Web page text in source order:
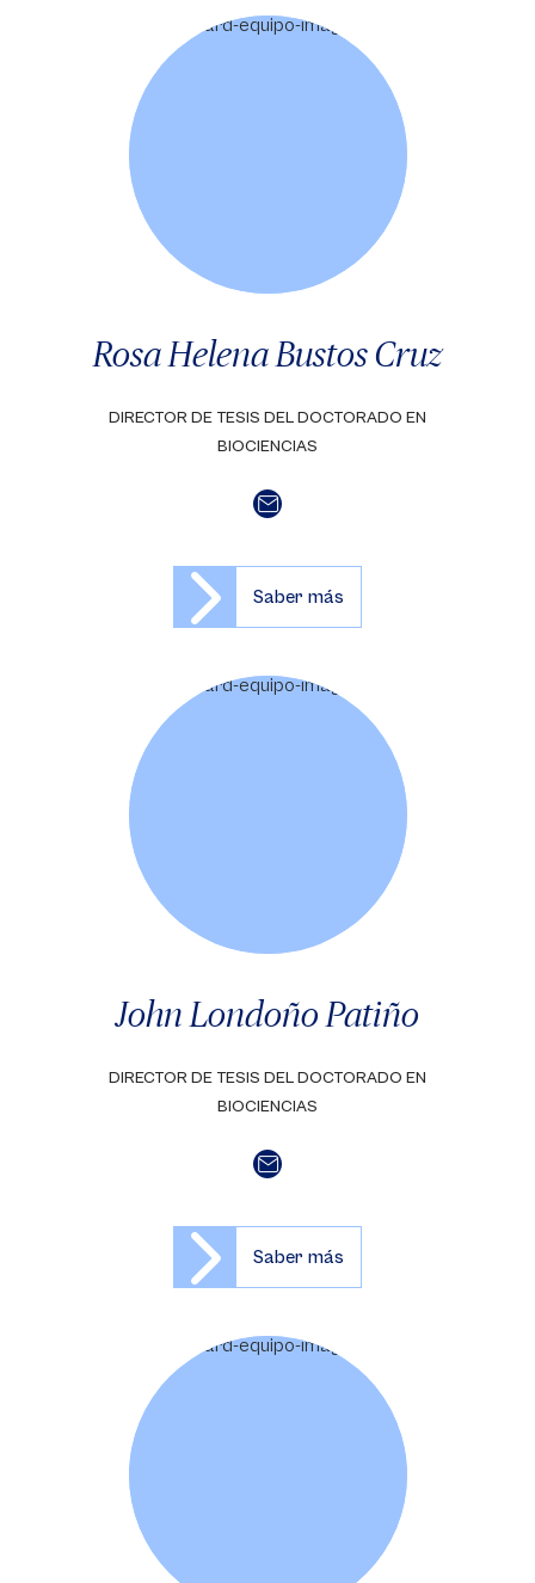
Rosa Helena Bustos Cruz
DIRECTOR DE TESIS DEL DOCTORADO EN
BIOCIENCIAS
Saber más
John Londoño Patiño
DIRECTOR DE TESIS DEL DOCTORADO EN
BIOCIENCIAS
Saber más